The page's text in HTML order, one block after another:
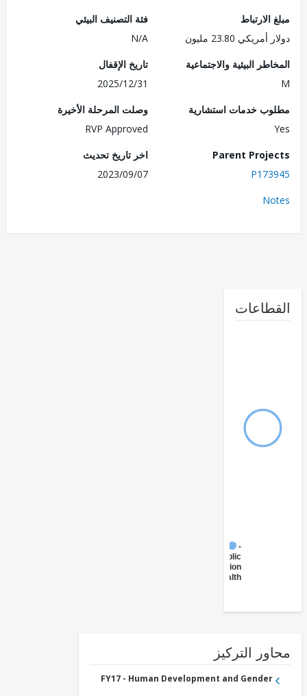
23.80 مليون
فئة التصنيف البيئي
البيئية والاجتماعية
تاريخ الإقفال
2025/12/31
خدمات استشارية
وصلت المرحلة الأخيرة
RVP Approved
Parent
اخر تاريخ تحديث
2023/09/07
Administration
التركيز
FY17 - Human Development and Gender